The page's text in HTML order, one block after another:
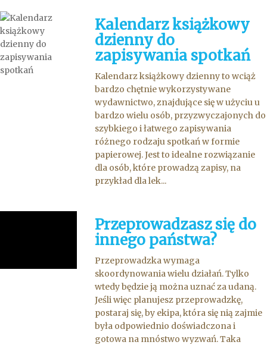
Kalendarz książkowy
dzienny do
zapisywania spotkań
Kalendarz książkowy dzienny to wciąż
bardzo chętnie wykorzystywane
wydawnictwo, znajdujące się w użyciu u
bardzo wielu osób, przyzwyczajonych do
szybkiego i łatwego zapisywania
różnego rodzaju spotkań w formie
papierowej. Jest to idealne rozwiązanie
dla osób, które prowadzą zapisy, na
przykład dla lek...
Przeprowadzasz się do
innego państwa?
Przeprowadzka wymaga
skoordynowania wielu działań. Tylko
wtedy będzie ją można uznać za udaną.
Jeśli więc planujesz przeprowadzkę,
postaraj się, by ekipa, która się nią zajmie
była odpowiednio doświadczona i
gotowa na mnóstwo wyzwań. Taka